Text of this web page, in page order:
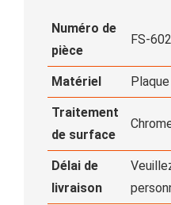
Numéro de
pièce
FS-
Matériel
Traitement
de surface
Délai de
livraison